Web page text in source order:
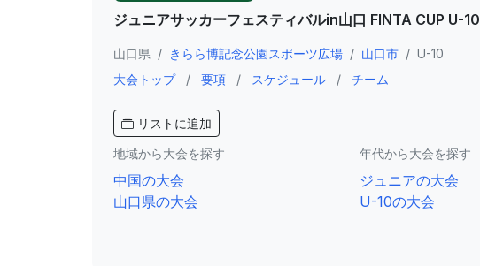
ジュニアサッカーフェスティバルin山口 FINTA CUP U-10
山口県 / きらら博記念公園スポーツ広場 / 山口市 / U-10
大会トップ
/ 要項 / スケジュール / チーム
リストに追加
地域から大会を探す
中国の大会
山口県の大会
年代から大会を探す
ジュニアの大会
U-10の大会